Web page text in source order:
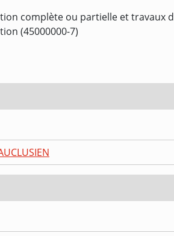
complète ou partielle et travaux
(45000000-7)